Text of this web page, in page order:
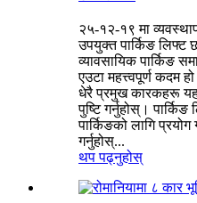
२५-१२-१९ मा
उपयुक्त पार्किङ लिफ्ट
व्यावसायिक पार्किङ
एउटा महत्त्वपूर्ण कदम
धेरै प्रमुख कारकहरू
पुष्टि गर्नुहोस्।
पार्किङको लागि
गर्नुहोस्...
थप पढ्नुहोस्